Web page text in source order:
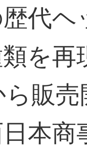
代
を
販
本